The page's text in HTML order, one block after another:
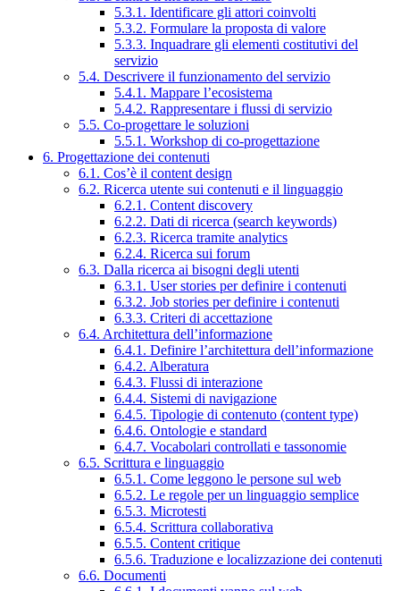
5.3.1. Identificare gli attori coinvolti
5.3.2. Formulare la proposta di valore
5.3.3. Inquadrare gli elementi costitutivi del
servizio
5.4. Descrivere il funzionamento del servizio
5.4.1. Mappare l’ecosistema
5.4.2. Rappresentare i flussi di servizio
5.5. Co-progettare le soluzioni
5.5.1. Workshop di co-progettazione
6. Progettazione dei contenuti
6.1. Cos’è il content design
6.2. Ricerca utente sui contenuti e il linguaggio
6.2.1. Content discovery
6.2.2. Dati di ricerca (search keywords)
6.2.3. Ricerca tramite analytics
6.2.4. Ricerca sui forum
6.3. Dalla ricerca ai bisogni degli utenti
6.3.1. User stories per definire i contenuti
6.3.2. Job stories per definire i contenuti
6.3.3. Criteri di accettazione
6.4. Architettura dell’informazione
6.4.1. Definire l’architettura dell’informazione
6.4.2. Alberatura
6.4.3. Flussi di interazione
6.4.4. Sistemi di navigazione
6.4.5. Tipologie di contenuto (content type)
6.4.6. Ontologie e standard
6.4.7. Vocabolari controllati e tassonomie
6.5. Scrittura e linguaggio
6.5.1. Come leggono le persone sul web
6.5.2. Le regole per un linguaggio semplice
6.5.3. Microtesti
6.5.4. Scrittura collaborativa
6.5.5. Content critique
6.5.6. Traduzione e localizzazione dei contenuti
6.6. Documenti